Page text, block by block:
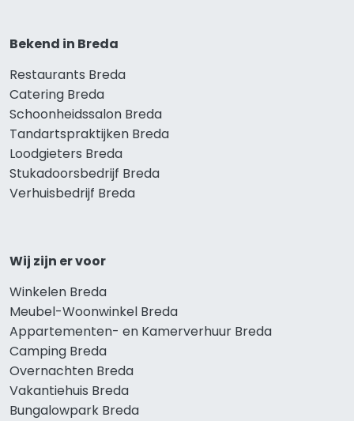
Bekend in Breda
Restaurants Breda
Catering Breda
Schoonheidssalon Breda
Tandartspraktijken Breda
Loodgieters Breda
Stukadoorsbedrijf Breda
Verhuisbedrijf Breda
Wij zijn er voor
Winkelen Breda
Meubel-Woonwinkel Breda
Appartementen- en Kamerverhuur Breda
Camping Breda
Overnachten Breda
Vakantiehuis Breda
Bungalowpark Breda